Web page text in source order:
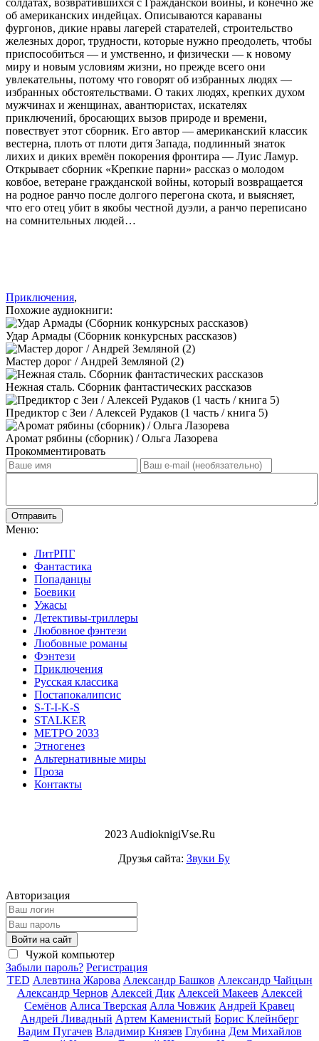
об американских индейцах. Описываются караваны
фургонов, дикие нравы лагерей старателей, строительство
железных дорог, трудности, которые нужно преодолеть, чтобы
приспособиться — и умственно, и физически — к новому
миру и новым условиям жизни, но прежде всего они
увлекательны, потому что говорят об избранных людях —
избранных обстоятельствами. О таких людях, крепких духом
мужчинах и женщинах, авантюристах, искателях
приключений, бросающих вызов природе и времени,
повествует этот сборник. Его автор — американский классик
вестерна, плоть от плоти дитя Запада, подлинный знаток
лихих и диких времён покорения фронтира — Луис Ламур.
Открывает сборник «Крепкие парни» рассказ о молодом
ковбое, ветеране гражданской войны, который возвращается
на родное ранчо после долгого перегона скота, и выясняет,
что его отец убит в якобы честной дуэли, а ранчо переписано
на сомнительных людей…
Приключения,
Похожие аудиокниги:
Удар Армады (Сборник конкурсных рассказов)
Мастер дорог / Андрей Земляной (2)
Нежная сталь. Сборник фантастических рассказов
Предиктор с Зеи / Алексей Рудаков (1 часть / книга 5)
Аромат рябины (сборник) / Ольга Лазорева
Прокомментировать
Отправить
Меню:
ЛитРПГ
Фантастика
Попаданцы
Боевики
Ужасы
Детективы-триллеры
Любовное фэнтези
Любовные романы
Фэнтези
Приключения
Русская классика
Постапокалипсис
S-T-I-K-S
STALKER
МЕТРО 2033
Этногенез
Альтернативные миры
Проза
Контакты
2023 AudioknigiVse.Ru
Друзья сайта: Звуки Бу
Авторизация
Войти на сайт
Чужой компьютер
Забыли пароль? Регистрация
TED Алевтина Жарова Александр Башков Александр Чайцын
Александр Чернов Алексей Дик Алексей Макеев Алексей
Семёнов Алиса Тверская Алла Човжик Андрей Кравец
Андрей Ливадный Артем Каменистый Борис Клейнберг
Вадим Пугачев Владимир Князев Глубина Дем Михайлов